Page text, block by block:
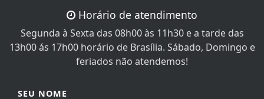
13h00 ás 17h00 horário de Brasília. Sábado, Domingo e